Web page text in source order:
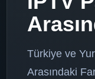
Türkiye ve
Arasındaki